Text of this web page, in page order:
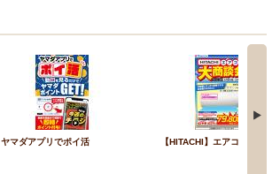
ヤマダアプリでポイ活 【HITACHI】エアコン大商談会